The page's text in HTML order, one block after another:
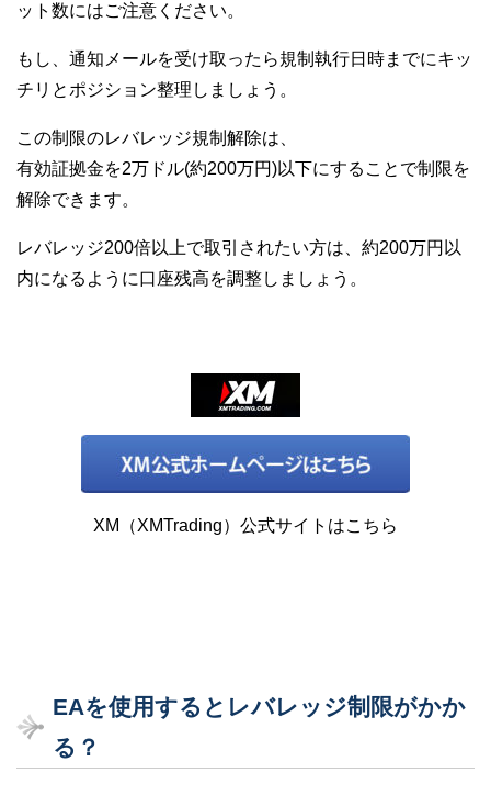
ット数にはご注意ください。
もし、通知メールを受け取ったら規制執行日時までにキッ
チリとポジション整理しましょう。
この制限のレバレッジ規制解除は、
有効証拠金を2万ドル(約200万円)以下にすることで制限を
解除できます。
レバレッジ200倍以上で取引されたい方は、約200万円以
内になるように口座残高を調整しましょう。
XM（XMTrading）公式サイトはこちら
EAを使用するとレバレッジ制限がかか
る？